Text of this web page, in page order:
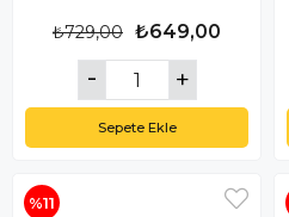
₺649,00
₺729,00
Sepete Ekle
%11